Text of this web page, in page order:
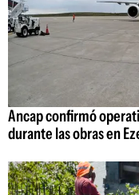
Ancap confirmó
durante las obras en